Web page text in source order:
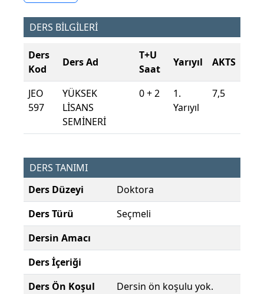
DERS BİLGİLERİ
Ders
Kod
Ders Ad
T+U
Saat
Yarıyıl AKTS
JEO
597
YÜKSEK
LİSANS
SEMİNERİ
0 + 2
1.
Yarıyıl
7,5
DERS TANIMI
Ders Düzeyi
Doktora
Ders Türü
Seçmeli
Dersin Amacı
Ders İçeriği
Ders Ön Koşul
Dersin ön koşulu yok.